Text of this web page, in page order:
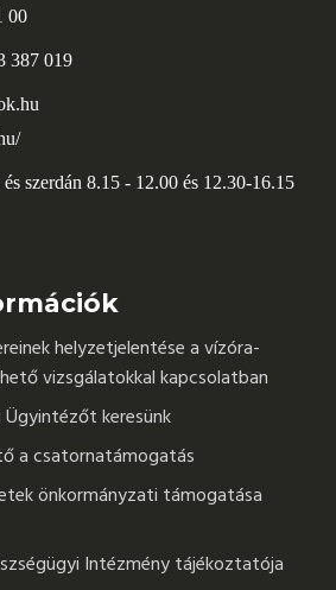
00
387 019
szerdán 8.15 - 12.00 és 12.30-16.15
helyzetjelentése a vízóra-
vizsgálatokkal kapcsolatban
keresünk
a csatornatámogatás
önkormányzati támogatása
Intézmény tájékoztatója